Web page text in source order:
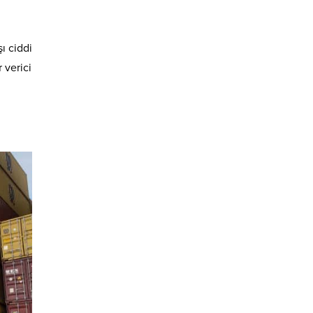
ciddi
verici